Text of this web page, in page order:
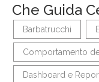
Che Guida
Barbatrucchi
Comportamento
Dashboard e